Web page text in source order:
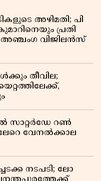
അഴിമതി; പി
പ്രതി
വിജിലൻസ്
തീവില;
സാറ്റർഡേ റൺ
വേനൽക്കാല
നടപടി; ലോ